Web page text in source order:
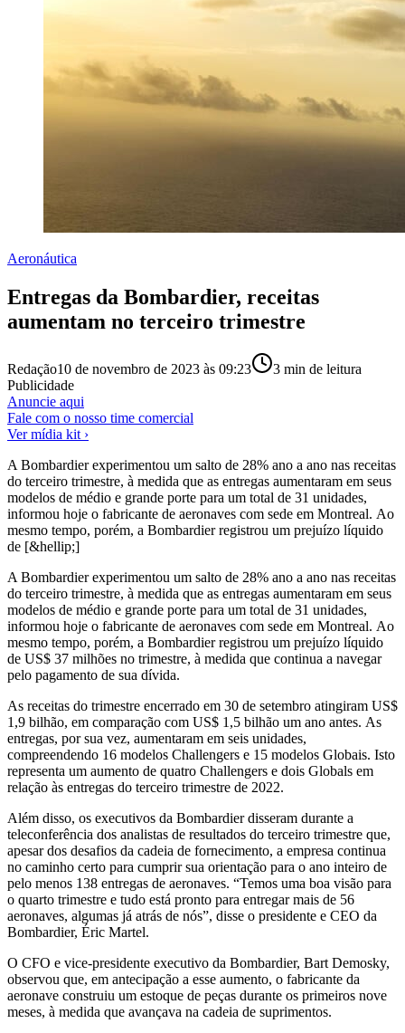
Aeronáutica
Entregas da Bombardier, receitas
aumentam no terceiro trimestre
Redação10 de novembro de 2023 às 09:23 3 min de leitura
Publicidade
Anuncie aqui
Fale com o nosso time comercial
Ver mídia kit ›
A Bombardier experimentou um salto de 28% ano a ano nas receitas
do terceiro trimestre, à medida que as entregas aumentaram em seus
modelos de médio e grande porte para um total de 31 unidades,
informou hoje o fabricante de aeronaves com sede em Montreal. Ao
mesmo tempo, porém, a Bombardier registrou um prejuízo líquido
de [&hellip;]
A Bombardier experimentou um salto de 28% ano a ano nas receitas
do terceiro trimestre, à medida que as entregas aumentaram em seus
modelos de médio e grande porte para um total de 31 unidades,
informou hoje o fabricante de aeronaves com sede em Montreal. Ao
mesmo tempo, porém, a Bombardier registrou um prejuízo líquido
de US$ 37 milhões no trimestre, à medida que continua a navegar
pelo pagamento de sua dívida.
As receitas do trimestre encerrado em 30 de setembro atingiram US$
1,9 bilhão, em comparação com US$ 1,5 bilhão um ano antes. As
entregas, por sua vez, aumentaram em seis unidades,
compreendendo 16 modelos Challengers e 15 modelos Globais. Isto
representa um aumento de quatro Challengers e dois Globals em
relação às entregas do terceiro trimestre de 2022.
Além disso, os executivos da Bombardier disseram durante a
teleconferência dos analistas de resultados do terceiro trimestre que,
apesar dos desafios da cadeia de fornecimento, a empresa continua
no caminho certo para cumprir sua orientação para o ano inteiro de
pelo menos 138 entregas de aeronaves. “Temos uma boa visão para
o quarto trimestre e tudo está pronto para entregar mais de 56
aeronaves, algumas já atrás de nós”, disse o presidente e CEO da
Bombardier, Éric Martel.
O CFO e vice-presidente executivo da Bombardier, Bart Demosky,
observou que, em antecipação a esse aumento, o fabricante da
aeronave construiu um estoque de peças durante os primeiros nove
meses, à medida que avançava na cadeia de suprimentos.